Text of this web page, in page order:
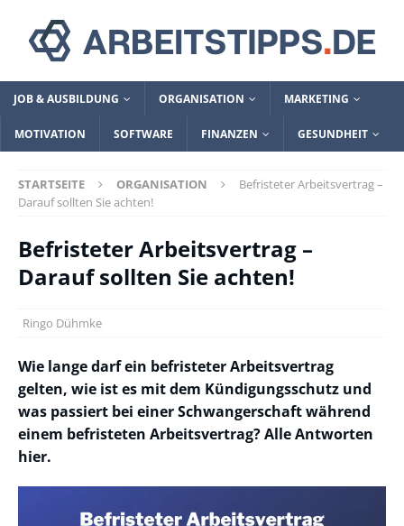
JOB & AUSBILDUNG ORGANISATION MARKETING
MOTIVATION SOFTWARE FINANZEN GESUNDHEIT
STARTSEITE ORGANISATION
Befristeter Arbeitsvertrag –
Darauf sollten Sie achten!
Befristeter Arbeitsvertrag –
Darauf sollten Sie achten!
Ringo Dühmke
Wie lange darf ein befristeter Arbeitsvertrag
gelten, wie ist es mit dem Kündigungsschutz und
was passiert bei einer Schwangerschaft während
einem befristeten Arbeitsvertrag? Alle Antworten
hier.